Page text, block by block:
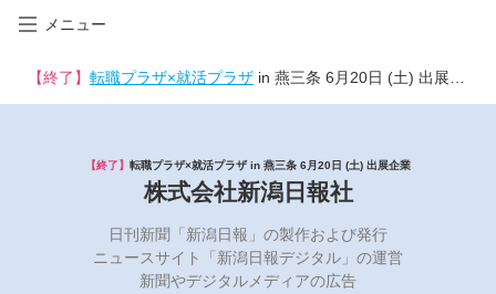
メニュー
【終了】 転職プラザ×就活プラザ in 燕三条 6月20日 (土) 出展企業
【終了】 転職プラザ×就活プラザ in 燕三条 6月20日 (土) 出展企業
株式会社新潟日報社
日刊新聞「新潟日報」の製作および発行
ニュースサイト「新潟日報デジタル」の運営
新聞やデジタルメディアの広告